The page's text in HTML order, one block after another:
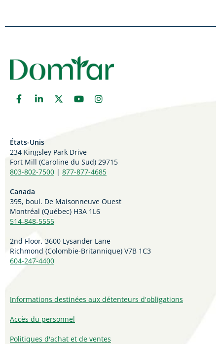
États-Unis
234 Kingsley Park Drive
Fort Mill (Caroline du Sud) 29715
803-802-7500 | 877-877-4685
Canada
395, boul. De Maisonneuve Ouest
Montréal (Québec) H3A 1L6
514-848-5555
2nd Floor, 3600 Lysander Lane
Richmond (Colombie-Britannique) V7B 1C3
604-247-4400
Informations destinées aux détenteurs d'obligations
Accès du personnel
Politiques d'achat et de ventes